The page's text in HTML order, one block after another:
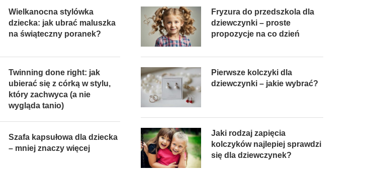
Wielkanocna stylówka
dziecka: jak ubrać maluszka
na świąteczny poranek?
Twinning done right: jak
ubierać się z córką w stylu,
który zachwyca (a nie
wygląda tanio)
Szafa kapsułowa dla dziecka
– mniej znaczy więcej
Fryzura do przedszkola dla
dziewczynki – proste
propozycje na co dzień
Pierwsze kolczyki dla
dziewczynki – jakie wybrać?
Jaki rodzaj zapięcia
kolczyków najlepiej sprawdzi
się dla dziewczynek?